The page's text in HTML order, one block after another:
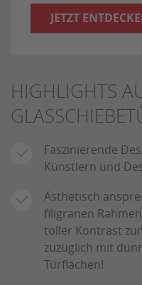
JETZT
HIGHLIGHTS
Faszinierende
Künstlern und
Ästhetisch
filigranen
toller Kontrast
zuzüglich mit
Türflächen!